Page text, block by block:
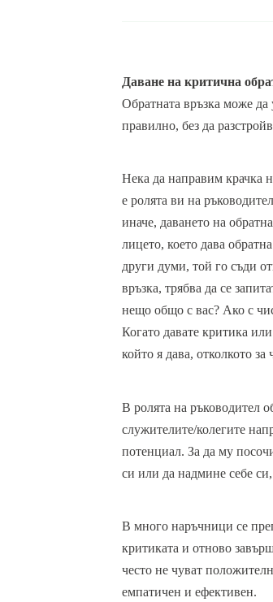
Даване на критична
Обратната връзка може да
правилно, без да
Нека да направим крачка
е ролята ви на
иначе, даването на
лицето, което дава
други думи, той го съди
връзка, трябва да се
нещо общо с вас? Ако с
Когато давате критика
който я дава, отколкото
В ролята на ръководител
служителите/колегите
потенциал. За да му
си или да надмине себе
В много наръчници се
критиката и отново
често не чуват
емпатичен и ефективен.